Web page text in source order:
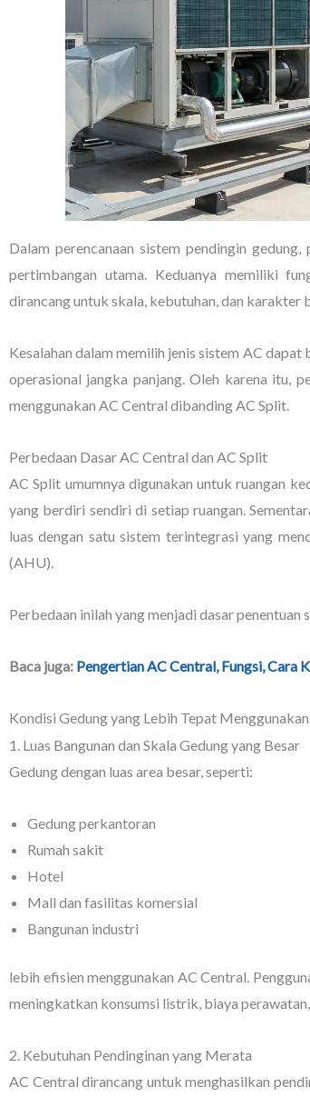
Dalam perencanaan sistem pendingin
pertimbangan utama. Keduanya memiliki
dirancang untuk skala, kebutuhan, dan karakter
Kesalahan dalam memilih jenis sistem AC
operasional jangka panjang. Oleh karena itu,
menggunakan AC Central dibanding AC Split.
Perbedaan Dasar AC Central dan AC Split
AC Split umumnya digunakan untuk ruangan
yang berdiri sendiri di setiap ruangan.
luas dengan satu sistem terintegrasi yang
(AHU).
Perbedaan inilah yang menjadi dasar penentuan
Baca juga: Pengertian AC Central, Fungsi, Cara
Kondisi Gedung yang Lebih Tepat
1. Luas Bangunan dan Skala Gedung yang Besar
Gedung dengan luas area besar, seperti:
Gedung perkantoran
Rumah sakit
Hotel
Mall dan fasilitas komersial
Bangunan industri
lebih efisien menggunakan AC Central.
meningkatkan konsumsi listrik, biaya
2. Kebutuhan Pendinginan yang Merata
AC Central dirancang untuk menghasilkan